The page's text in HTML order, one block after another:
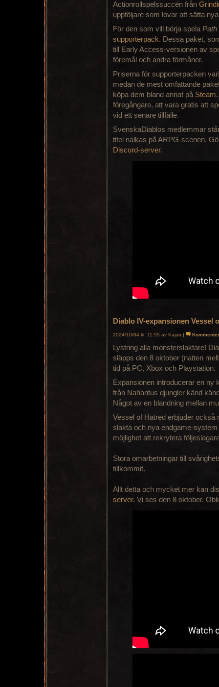
Actionrollspelssuccén från
uppföljare som lovar att sätta
För den som vill börja spela Path
supporterpack. Dessa paket,
till Early Access-versionen av
föremål och andra förmåner.
Priserna för supporterpacken
medan de mest omfattande
köpa dem bland annat på Steam
föregångare, att vara gratis att
vid ett senare tillfälle.
SvenskaDiablos medlemmar
titel nalkas på ARPG-scenen.
Discord-server.
Diablo IV-expansionen Vessel
2024/10/04 kl. 11:55 av Kajan |
Lystring alla monsterslaktare!
släpps den 8 oktober (natten
tid på PC, Xbox och Playstation.
Expansionen introducerar en ny
från Nahantus djungler känd
Något av en blandning mellan
Vessel of Hatred erbjuder också
slakta och nya endgame-
möjlighet att rekrytera
Stora omarbetningar till
tillkommit.
Allt detta och mycket mer kan
server. Vi ses den 8 oktober.